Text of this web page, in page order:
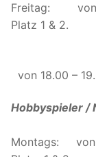
Freitag: von
Platz 1 & 2.
von 18.00 –
Hobbyspieler /
Montags: von